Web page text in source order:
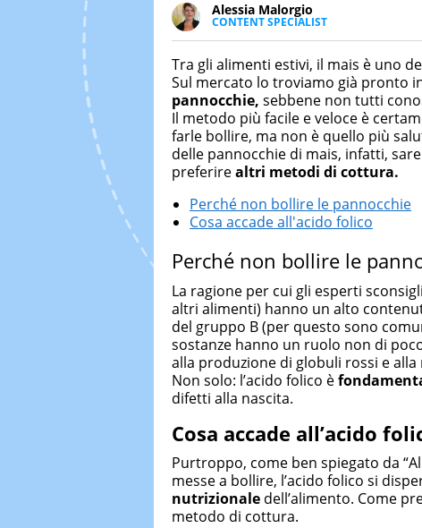
Alessia Malorgio
CONTENT SPECIALIST
Ha conseguito un Master in
Marketing digitale. Si occupa
di strategie marketing attraverso
Tra gli alimenti estivi, il mais è uno
Sul mercato lo troviamo già pronto
pannocchie, sebbene non tutti
Il metodo più facile e veloce è
farle bollire, ma non è quello più
delle pannocchie di mais, infatti,
preferirealtri metodi di cottura.
Perché non bollire le pannocchie
Cosa accade all'acido folico
Perché non bollire le
La ragione per cui gli esperti
altri alimenti) hanno un alto
del gruppo B (per questo sono
sostanze hanno un ruolo non di
alla produzione di globuli rossi e
Non solo: l’acido folico è
difetti alla nascita.
Cosa accade all’acido
Purtroppo, come ben spiegato da
messe a bollire, l’acido folico si
nutrizionale dell’alimento. Come
metodo di cottura.